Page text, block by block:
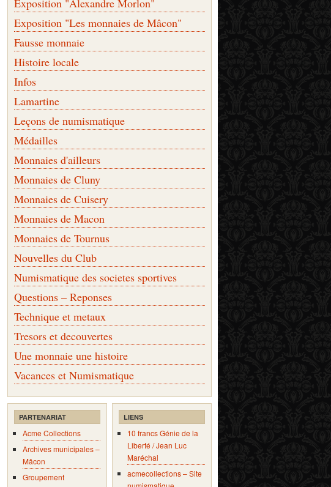
Exposition "Alexandre Morlon"
Exposition "Les monnaies de Mâcon"
Fausse monnaie
Histoire locale
Infos
Lamartine
Leçons de numismatique
Médailles
Monnaies d'ailleurs
Monnaies de Cluny
Monnaies de Cuisery
Monnaies de Macon
Monnaies de Tournus
Nouvelles du Club
Numismatique des societes sportives
Questions – Reponses
Technique et metaux
Tresors et decouvertes
Une monnaie une histoire
Vacances et Numismatique
PARTENARIAT
Acme Collections
Archives municipales –
Mâcon
Groupement
LIENS
10 francs Génie de la
Liberté / Jean Luc
Maréchal
acmecollections – Site